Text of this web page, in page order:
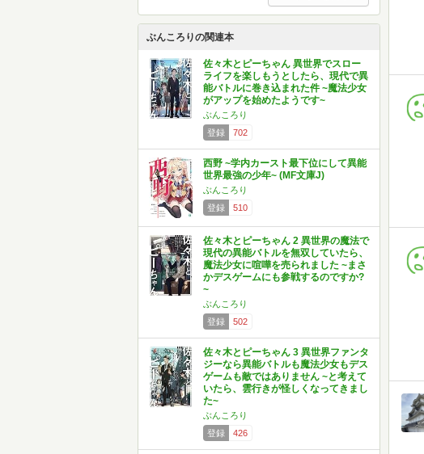
ぶんころりの関連本
佐々木とピーちゃん 異世界でスロー
ライフを楽しもうとしたら、現代で異
能バトルに巻き込まれた件 ~魔法少女
がアップを始めたようです~
ぶんころり
登録
702
西野 ~学内カースト最下位にして異能
世界最強の少年~ (MF文庫J)
ぶんころり
登録
510
佐々木とピーちゃん 2 異世界の魔法で
現代の異能バトルを無双していたら、
魔法少女に喧嘩を売られました ~まさ
かデスゲームにも参戦するのですか?
~
ぶんころり
登録
502
佐々木とピーちゃん 3 異世界ファンタ
ジーなら異能バトルも魔法少女もデス
ゲームも敵ではありません ~と考えて
いたら、雲行きが怪しくなってきまし
た~
ぶんころり
登録
426